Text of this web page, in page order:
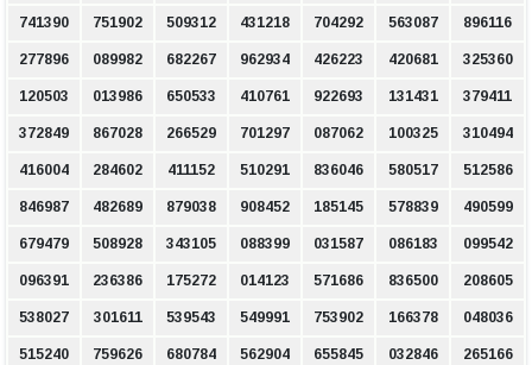
741390 751902 509312 431218 704292 563087 896116
277896 089982 682267 962934 426223 420681 325360
120503 013986 650533 410761 922693 131431 379411
372849 867028 266529 701297 087062 100325 310494
416004 284602 411152 510291 836046 580517 512586
846987 482689 879038 908452 185145 578839 490599
679479 508928 343105 088399 031587 086183 099542
096391 236386 175272 014123 571686 836500 208605
538027 301611 539543 549991 753902 166378 048036
515240 759626 680784 562904 655845 032846 265166